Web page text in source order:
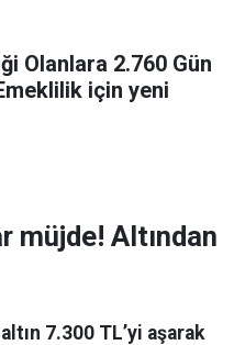
Olanlara 2.760 Gün
için yeni
müjde! Altından
7.300 TL’yi aşarak